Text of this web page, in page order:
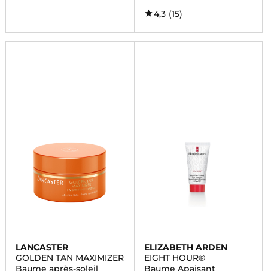
4,3 (15)
LANCASTER
GOLDEN TAN MAXIMIZER
Baume après-soleil
ELIZABETH ARDEN
EIGHT HOUR®
Baume Apaisant